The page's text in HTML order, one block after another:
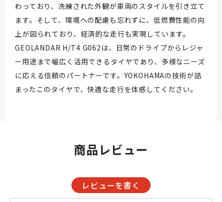
わっており、洗練された外観が車両のスタイルを引き立て
ます。そして、環境への配慮も忘れずに、低燃費性能の向
上が図られており、経済的な走行も実現しています。
GEOLANDAR H/T4 G062は、日常のドライブからレジャ
ー用途まで幅広く活用できるタイヤであり、多様なニーズ
に応える信頼のパートナーです。YOKOHAMAの技術が詰
まったこのタイヤで、快適な走行を体感してください。
商品レビュー
レビューを書く